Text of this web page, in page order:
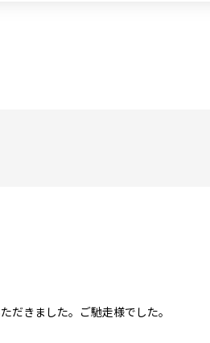
だきました。ご馳走様でした。